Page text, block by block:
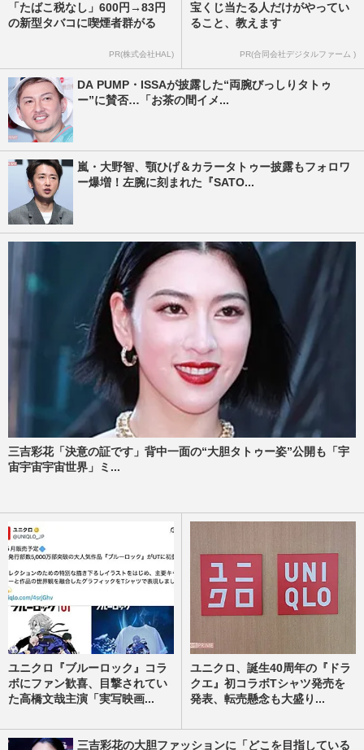
「たばこ税なし」600円→83円
の新型タバコに喫煙者群がる
PR(株式会社HAL)
宝くじ当たる人だけがやってい
ること、教えます
PR(合同会社デジタルファーム )
DA PUMP・ISSAが披露した“両腕びっしりタトゥ
ー”に賛否…「お茶の間イメ...
嵐・大野智、顎ひげ＆カラータトゥー披露もフォロワ
ー爆増！左腕に刻まれた『SATO...
三吉彩花「決意の証です」背中一面の“大胆タトゥー姿”公開も「宇
宙宇宙宇宙世界」ミ...
ユニクロ『ブルーロック』コラ
ボにファン歓喜、目撃されてい
た高橋文哉主演「実写映画...
ユニクロ、誕生40周年の『ドラ
クエ』初コラボTシャツ発売を
発表、転売懸念も大盛り...
三吉彩花の大胆ファッションに「どこを目指している